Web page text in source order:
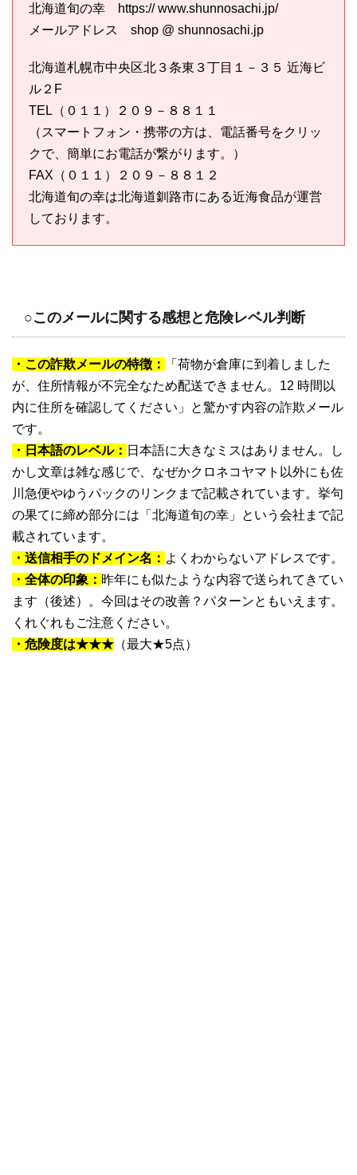
北海道旬の幸 https:// www.shunnosachi.jp/
メールアドレス shop @ shunnosachi.jp
北海道札幌市中央区北３条東３丁目１－３５ 近海ビ
ル２F
TEL（０１１）２０９－８８１１
（スマートフォン・携帯の方は、電話番号をクリッ
クで、簡単にお電話が繋がります。）
FAX（０１１）２０９－８８１２
北海道旬の幸は北海道釧路市にある近海食品が運営
しております。
○このメールに関する感想と危険レベル判断
・この詐欺メールの特徴：
「荷物が倉庫に到着しました
が、住所情報が不完全なため配送できません。12 時間以
内に住所を確認してください」と驚かす内容の詐欺メール
です。
・日本語のレベル： 日本語に大きなミスはありません。し
かし文章は雑な感じで、なぜかクロネコヤマト以外にも佐
川急便やゆうパックのリンクまで記載されています。挙句
の果てに締め部分には「北海道旬の幸」という会社まで記
載されています。
・送信相手のドメイン名： よくわからないアドレスです。
・全体の印象： 昨年にも似たような内容で送られてきてい
ます（後述）。今回はその改善？パターンともいえます。
くれぐれもご注意ください。
・危険度は★★★ （最大★5点）